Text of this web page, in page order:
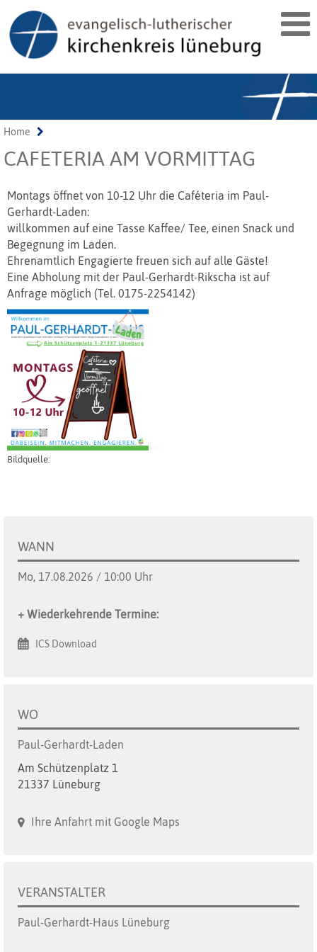
Home
CAFETERIA AM VORMITTAG
Montags öffnet von 10-12 Uhr die Caféteria im Paul-
Gerhardt-Laden:
willkommen auf eine Tasse Kaffee/ Tee, einen Snack und
Begegnung im Laden.
Ehrenamtlich Engagierte freuen sich auf alle Gäste!
Eine Abholung mit der Paul-Gerhardt-Rikscha ist auf
Anfrage möglich (Tel. 0175-2254142)
Bildquelle:
WANN
Mo, 17.08.2026 / 10:00 Uhr
+ Wiederkehrende Termine:
ICS Download
WO
Paul-Gerhardt-Laden
Am Schützenplatz 1
21337 Lüneburg
Ihre Anfahrt mit Google Maps
VERANSTALTER
Paul-Gerhardt-Haus Lüneburg